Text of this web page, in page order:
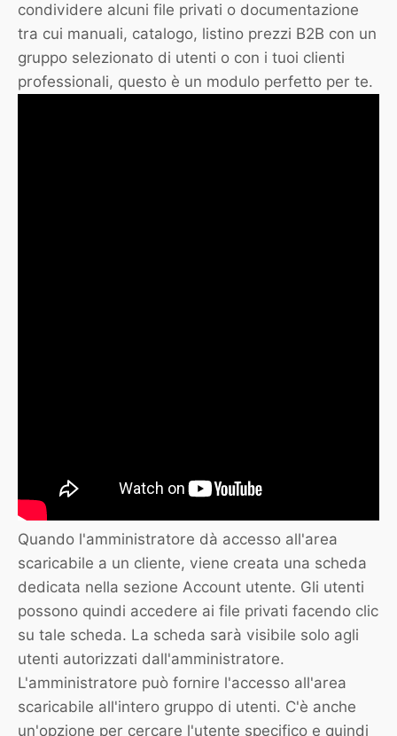
condividere alcuni file privati o documentazione
tra cui manuali, catalogo, listino prezzi B2B con un
gruppo selezionato di utenti o con i tuoi clienti
professionali, questo è un modulo perfetto per te.
Quando l'amministratore dà accesso all'area
scaricabile a un cliente, viene creata una scheda
dedicata nella sezione Account utente. Gli utenti
possono quindi accedere ai file privati facendo clic
su tale scheda. La scheda sarà visibile solo agli
utenti autorizzati dall'amministratore.
L'amministratore può fornire l'accesso all'area
scaricabile all'intero gruppo di utenti. C'è anche
un'opzione per cercare l'utente specifico e quindi